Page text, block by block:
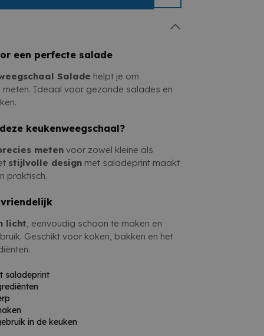
gebruik en vrolijk design. Perfect
een perfecte salade
Salade helpt je om
Ideaal voor gezonde salades en
keukenweegschaal?
meten voor zowel kleine als
stijlvolle design met saladeprint maakt
praktisch.
licht, eenvoudig schoon te maken en
Geschikt voor koken, bakken en het
saladeprint
in de keuken